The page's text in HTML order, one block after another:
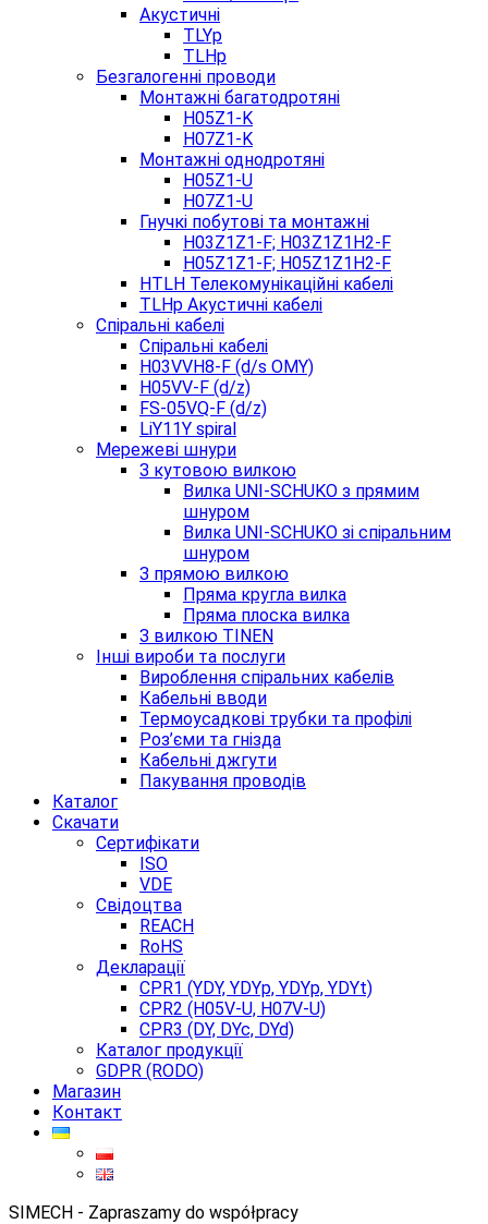
Акустичні
TLYp
TLHp
Безгалогенні проводи
Монтажні багатодротяні
H05Z1-K
H07Z1-K
Монтажні однодротяні
H05Z1-U
H07Z1-U
Гнучкі побутові та монтажні
H03Z1Z1-F; H03Z1Z1H2-F
H05Z1Z1-F; H05Z1Z1H2-F
HTLH Телекомунікаційні кабелі
TLHp Акустичні кабелі
Спіральні кабелі
Спіральні кабелі
H03VVH8-F (d/s OMY)
H05VV-F (d/z)
FS-05VQ-F (d/z)
LiY11Y spiral
Мережеві шнури
З кутовою вилкою
Вилка UNI-SCHUKO з прямим
шнуром
Вилка UNI-SCHUKO зі спіральним
шнуром
З прямою вилкою
Пряма кругла вилка
Пряма плоска вилка
З вилкою TINEN
Інші вироби та послуги
Вироблення спіральних кабелів
Кабельні вводи
Термоусадкові трубки та профілі
Роз’єми та гнізда
Кабельні джгути
Пакування проводів
Каталог
Скачати
Сертифікати
ISO
VDE
Свідоцтва
REACH
RoHS
Декларації
CPR1 (YDY, YDYp, YDYp, YDYt)
CPR2 (H05V-U, H07V-U)
CPR3 (DY, DYc, DYd)
Каталог продукції
GDPR (RODO)
Магазин
Контакт
SIMECH - Zapraszamy do współpracy